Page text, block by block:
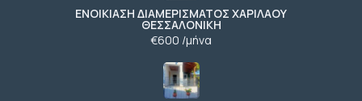
ΕΝΟΙΚΙΑΣΗ ΔΙΑΜΕΡΙΣΜΑΤΟΣ ΧΑΡΙΛΑΟΥ
ΘΕΣΣΑΛΟΝΙΚΗ
€600 /μήνα